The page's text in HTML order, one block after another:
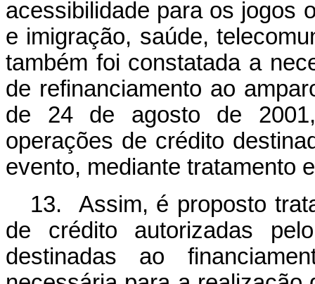
acessibilidade para os jogos
e imigração, saúde,
também foi constatada a
de refinanciamento ao
de 24 de agosto de
operações de crédito
evento, mediante tratamento
13. Assim, é proposto
de crédito autorizadas
destinadas ao